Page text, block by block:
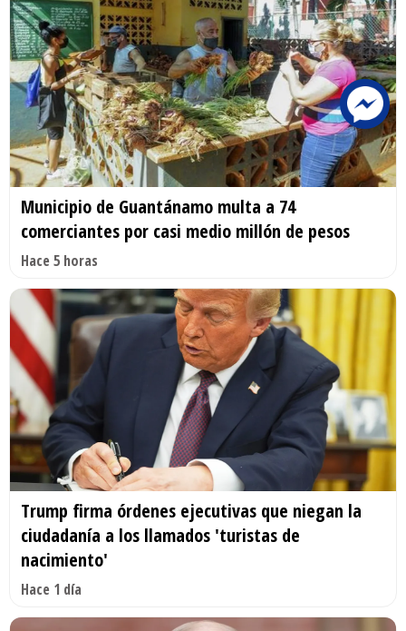
Municipio de Guantánamo multa a 74
comerciantes por casi medio millón de pesos
Hace 5 horas
Trump firma órdenes ejecutivas que niegan la
ciudadanía a los llamados 'turistas de
nacimiento'
Hace 1 día